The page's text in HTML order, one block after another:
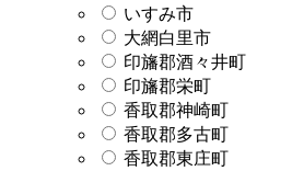
いすみ市
大網白里市
印旛郡酒々井町
印旛郡栄町
香取郡神崎町
香取郡多古町
香取郡東庄町